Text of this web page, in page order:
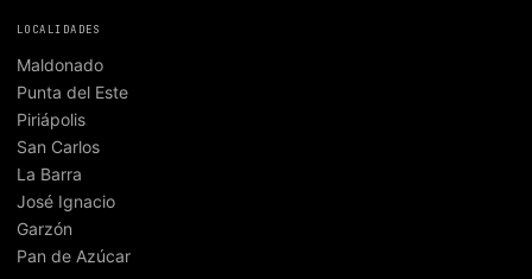
LOCALIDADES
Maldonado
Punta del Este
Piriápolis
San Carlos
La Barra
José Ignacio
Garzón
Pan de Azúcar